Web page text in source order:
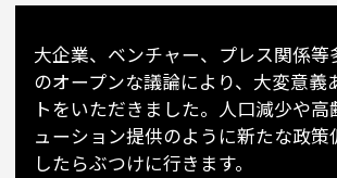
大企業、ベンチャー、プレス関係等
のオープンな議論により、大変意義
トをいただきました。人口減少や高
ューション提供のように新たな政策
したらぶつけに行きます。